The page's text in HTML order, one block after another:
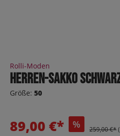
Rolli-Moden
Herren-Sakko
Größe: 50
89,00 €* % 259,00 €*